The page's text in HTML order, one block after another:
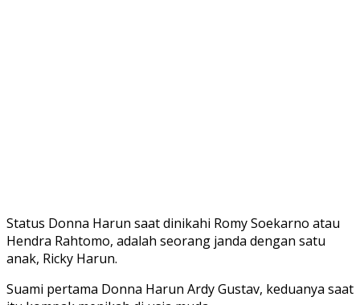
Status Donna Harun saat dinikahi Romy Soekarno atau
Hendra Rahtomo, adalah seorang janda dengan satu
anak, Ricky Harun.
Suami pertama Donna Harun Ardy Gustav, keduanya saat